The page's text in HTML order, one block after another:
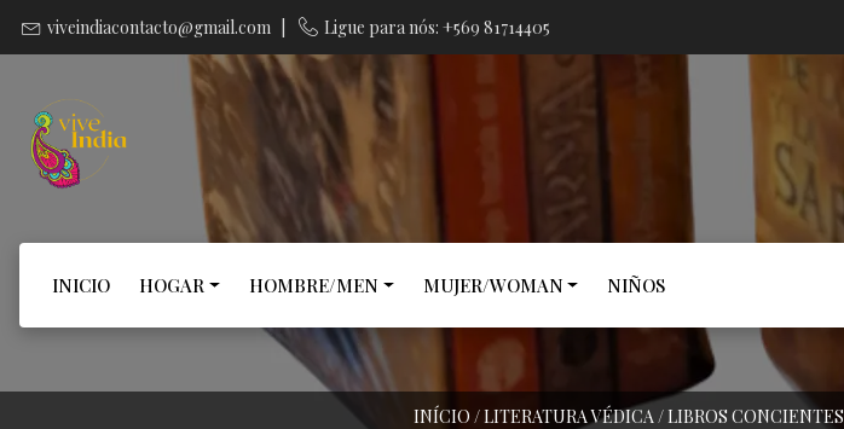
viveindiacontacto@gmail.com Ligue para nós: +569 81714405
INICIO HOGAR HOMBRE/MEN MUJER/WOMAN NIÑOS
INÍCIO /LITERATURA VÉDICA/LIBROS CONCIENTES